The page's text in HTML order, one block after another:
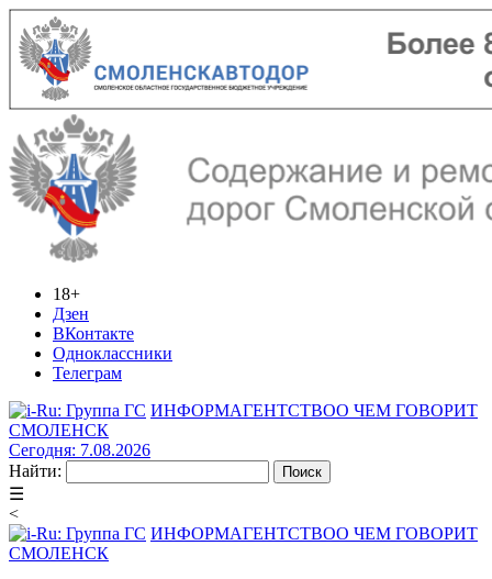
18+
Дзен
ВКонтакте
Одноклассники
Телеграм
ИНФОРМАГЕНТСТВОО ЧЕМ ГОВОРИТ
СМОЛЕНСК
Сегодня: 7.08.2026
Найти:
☰
<
ИНФОРМАГЕНТСТВОО ЧЕМ ГОВОРИТ
СМОЛЕНСК